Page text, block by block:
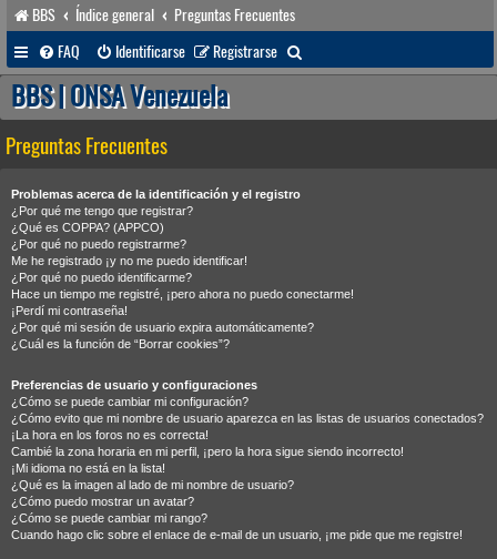
BBS Índice general
Preguntas Frecuentes
FAQ
Identificarse Registrarse
u
BBS | ONSA Venezuela
Preguntas Frecuentes
Problemas acerca de la identificación y el registro
¿Por qué me tengo que registrar?
¿Qué es COPPA? (APPCO)
¿Por qué no puedo registrarme?
Me he registrado ¡y no me puedo identificar!
¿Por qué no puedo identificarme?
Hace un tiempo me registré, ¡pero ahora no puedo conectarme!
¡Perdí mi contraseña!
¿Por qué mi sesión de usuario expira automáticamente?
¿Cuál es la función de “Borrar cookies”?
Preferencias de usuario y configuraciones
¿Cómo se puede cambiar mi configuración?
¿Cómo evito que mi nombre de usuario aparezca en las listas de usuarios conectados?
¡La hora en los foros no es correcta!
Cambié la zona horaria en mi perfil, ¡pero la hora sigue siendo incorrecto!
¡Mi idioma no está en la lista!
¿Qué es la imagen al lado de mi nombre de usuario?
¿Cómo puedo mostrar un avatar?
¿Cómo se puede cambiar mi rango?
Cuando hago clic sobre el enlace de e-mail de un usuario, ¡me pide que me registre!